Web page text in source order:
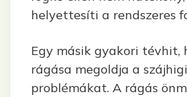
helyettesíti a rendszeres
Egy másik gyakori tévhit,
rágása megoldja a
problémákat. A rágás